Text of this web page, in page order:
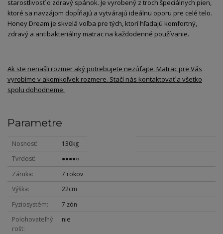
starostlivosť o zdravý spánok. Je vyrobený z troch špeciálnych pien,
ktoré sa navzájom dopĺňajú a vytvárajú ideálnu oporu pre celé telo.
Honey Dream je skvelá voľba pre tých, ktorí hľadajú komfortný,
zdravý a antibakteriálny matrac na každodenné používanie.
Ak ste nenašli rozmer aký potrebujete nezúfajte. Matrac pre Vás
vyrobíme v akomkoľvek rozmere. Stačí nás kontaktovať a všetko
spolu dohodneme.
Parametre
Nosnosť
130kg
Tvrdosť
●●●●○
Záruka
7 rokov
Výška
22cm
Fyziosystém
7 zón
Polohovateľný
rošt
nie